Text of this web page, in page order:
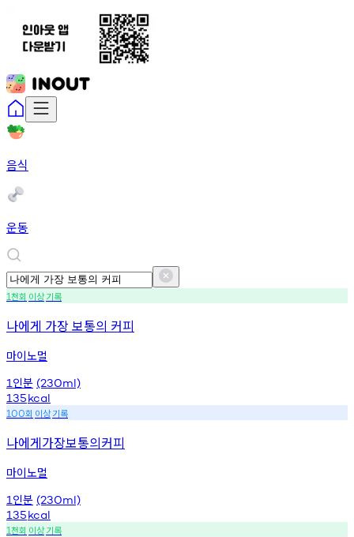
음식
운동
1천회 이상기록
나에게 가장 보통의 커피
마이노멀
1 인분 (230ml)
135kcal
100회 이상기록
나에게가장보통의커피
마이노멀
1 인분 (230ml)
135kcal
1천회 이상기록